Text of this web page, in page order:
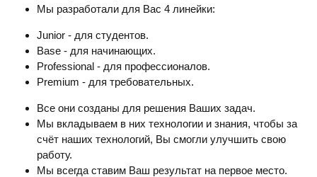
Мы разработали для Вас 4 линейки:
Junior - для студентов.
Base - для начинающих.
Professional - для профессионалов.
Premium - для требовательных.
Все они созданы для решения Ваших задач.
Мы вкладываем в них технологии и знания, чтобы за
счёт наших технологий, Вы смогли улучшить свою
работу.
Мы всегда ставим Ваш результат на первое место.